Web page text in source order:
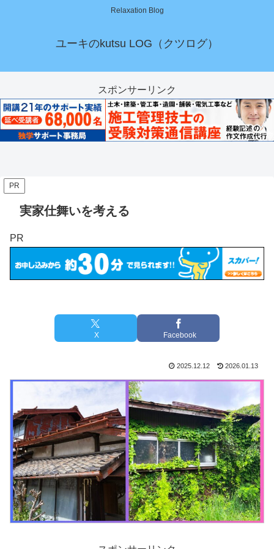
Relaxation Blog
ユーキのkutsu LOG（クツログ）
スポンサーリンク
PR
実家仕舞いを考える
PR
X Facebook
2025.12.12 2026.01.13